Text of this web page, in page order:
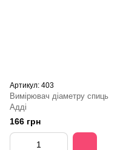
Артикул: 403
Вимірювач діаметру спиць
Адді
166 грн